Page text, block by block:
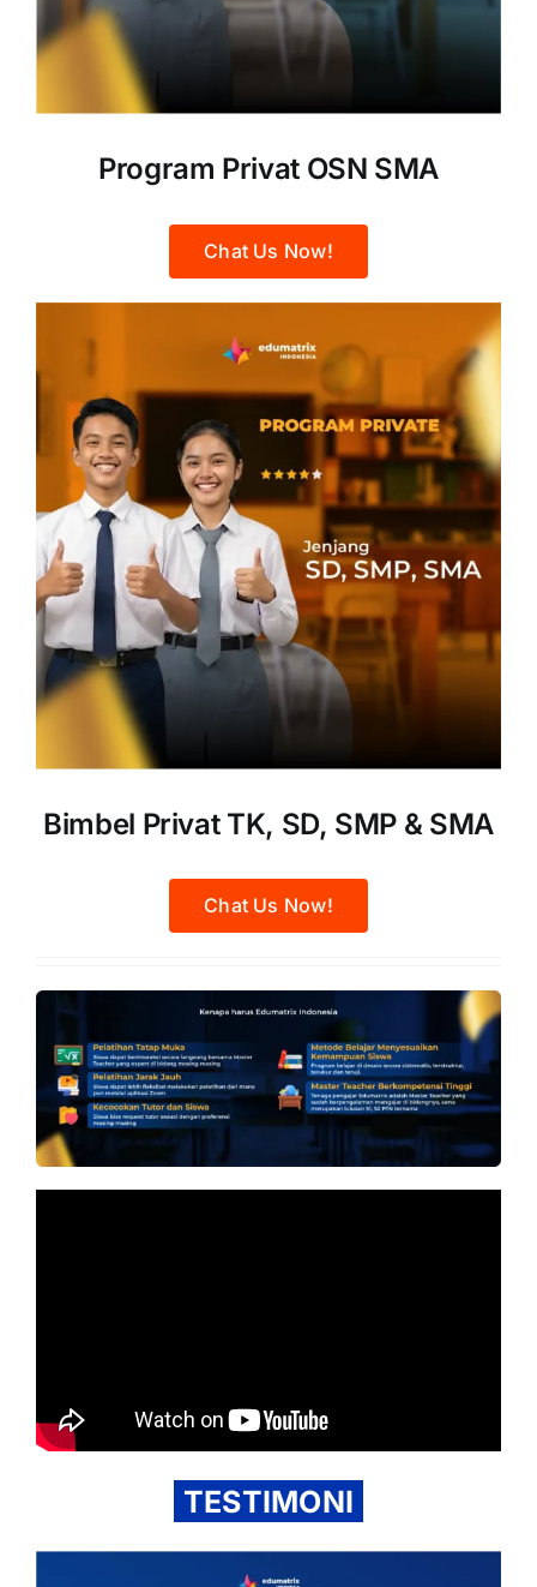
Program Privat OSN SMA
Chat Us Now!
Bimbel Privat TK, SD, SMP & SMA
Chat Us Now!
TESTIMONI